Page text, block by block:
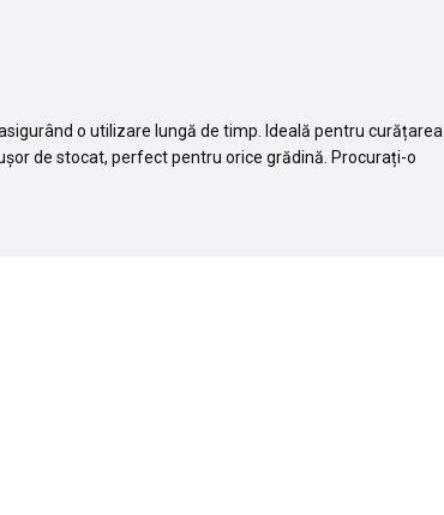
o utilizare lungă de timp. Ideală pentru curățarea
de stocat, perfect pentru orice grădină. Procurați-o